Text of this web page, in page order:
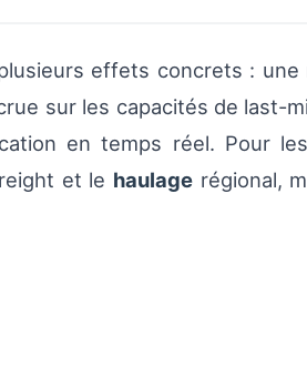
effets concrets :
sur les capacités de last-
en temps réel. Pour
et le haulagerégional,